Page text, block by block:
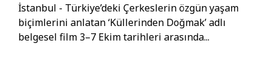
İstanbul - Türkiye’deki Çerkeslerin özgün yaşam
biçimlerini anlatan ‘Küllerinden Doğmak’ adlı
belgesel film 3–7 Ekim tarihleri arasında...